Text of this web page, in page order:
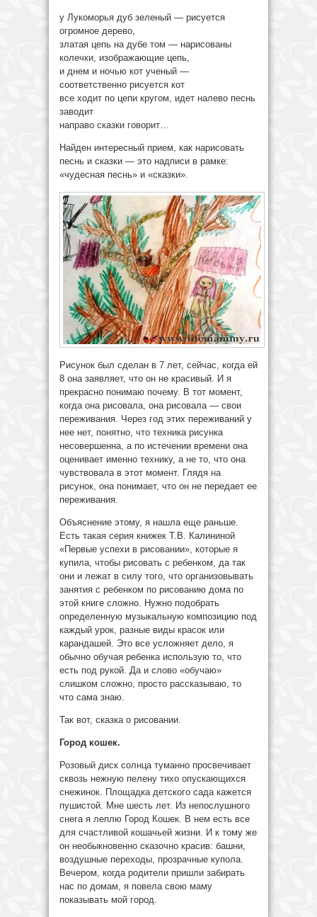
у Лукоморья дуб зеленый — рисуется
огромное дерево,
златая цепь на дубе том — нарисованы
колечки, изображающие цепь,
и днем и ночью кот ученый —
соответственно рисуется кот
все ходит по цепи кругом, идет налево песнь
заводит
направо сказки говорит…
Найден интересный прием, как нарисовать
песнь и сказки — это надписи в рамке:
«чудесная песнь» и «сказки».
Рисунок был сделан в 7 лет, сейчас, когда ей
8 она заявляет, что он не красивый. И я
прекрасно понимаю почему. В тот момент,
когда она рисовала, она рисовала — свои
переживания. Через год этих переживаний у
нее нет, понятно, что техника рисунка
несовершенна, а по истечении времени она
оценивает именно технику, а не то, что она
чувствовала в этот момент. Глядя на
рисунок, она понимает, что он не передает ее
переживания.
Объяснение этому, я нашла еще раньше.
Есть такая серия книжек Т.В. Калининой
«Первые успехи в рисовании», которые я
купила, чтобы рисовать с ребенком, да так
они и лежат в силу того, что организовывать
занятия с ребенком по рисованию дома по
этой книге сложно. Нужно подобрать
определенную музыкальную композицию под
каждый урок, разные виды красок или
карандашей. Это все усложняет дело, я
обычно обучая ребенка использую то, что
есть под рукой. Да и слово «обучаю»
слишком сложно, просто рассказываю, то
что сама знаю.
Так вот, сказка о рисовании.
Город кошек.
Розовый диск солнца туманно просвечивает
сквозь нежную пелену тихо опускающихся
снежинок. Площадка детского сада кажется
пушистой. Мне шесть лет. Из непослушного
снега я леплю Город Кошек. В нем есть все
для счастливой кошачьей жизни. И к тому же
он необыкновенно сказочно красив: башни,
воздушные переходы, прозрачные купола.
Вечером, когда родители пришли забирать
нас по домам, я повела свою маму
показывать мой город.